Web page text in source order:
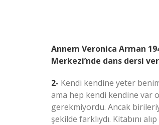
Annem Veronica Arman
Merkezi’nde dans dersi
2- Kendi kendine yeter
ama hep kendi kendine var
gerekmiyordu. Ancak
şekilde farklıydı. Kitabını